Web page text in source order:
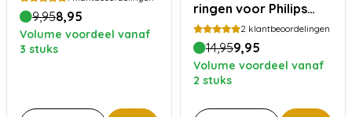
9,958,95
Volume voordeel vanaf
3 stuks
ringen voor Philips
Saeco
2 klantbeoordelingen
14,959,95
Volume voordeel vanaf
2 stuks